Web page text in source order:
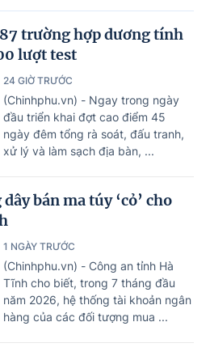
trường hợp dương tính
lượt test
24 GIỜ TRƯỚC
(Chinhphu.vn) - Ngay trong ngày
đầu triển khai đợt cao điểm 45
ngày đêm tổng rà soát, đấu tranh,
xử lý và làm sạch địa bàn, ...
bán ma túy ‘cỏ’ cho
1 NGÀY TRƯỚC
(Chinhphu.vn) - Công an tỉnh Hà
Tĩnh cho biết, trong 7 tháng đầu
năm 2026, hệ thống tài khoản ngân
hàng của các đối tượng mua ...